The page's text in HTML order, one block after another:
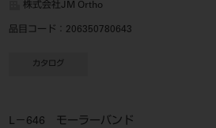
株式会社JM Ortho
品目コード ：206350780643
カタログ
L－646 モーラーバンド